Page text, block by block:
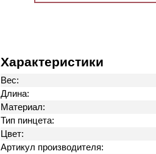
Характеристики
Вес:
Длина:
Материал:
Тип пинцета:
Цвет:
Артикул производителя: